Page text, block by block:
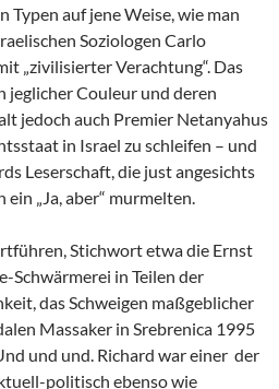
Typen auf jene Weise, wie man
Soziologen Carlo
„zivilisierter Verachtung“. Das
jeglicher Couleur und deren
jedoch auch Premier Netanyahus
in Israel zu schleifen – und
Leserschaft, die just angesichts
„Ja, aber“ murmelten.
Stichwort etwa die Ernst
Schwärmerei in Teilen der
das Schweigen maßgeblicher
Massaker in Srebrenica 1995
und und. Richard war einer der
politisch ebenso wie